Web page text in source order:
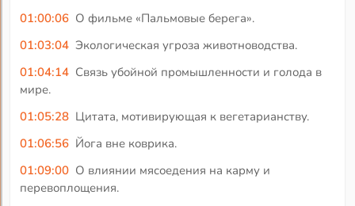
01:00:06 О фильме «Пальмовые берега».
01:03:04 Экологическая угроза животноводства.
01:04:14 Связь убойной промышленности и голода в
мире.
01:05:28 Цитата, мотивирующая к вегетарианству.
01:06:56 Йога вне коврика.
01:09:00 О влиянии мясоедения на карму и
перевоплощения.